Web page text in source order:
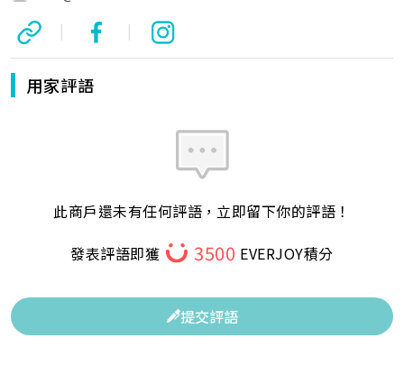
| |
用家評語
此商戶還未有任何評語，立即留下你的評語！
發表評語即獲
3500 EVERJOY積分
提交評語